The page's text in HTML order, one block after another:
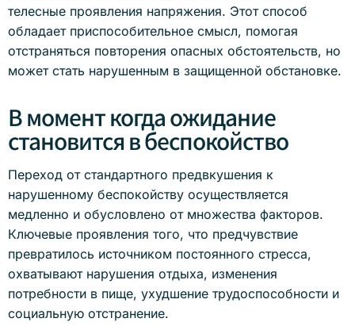
телесные проявления напряжения. Этот способ
обладает приспособительное смысл, помогая
отстраняться повторения опасных обстоятельств, но
может стать нарушенным в защищенной обстановке.
В момент когда ожидание
становится в беспокойство
Переход от стандартного предвкушения к
нарушенному беспокойству осуществляется
медленно и обусловлено от множества факторов.
Ключевые проявления того, что предчувствие
превратилось источником постоянного стресса,
охватывают нарушения отдыха, изменения
потребности в пище, ухудшение трудоспособности и
социальную отстранение.